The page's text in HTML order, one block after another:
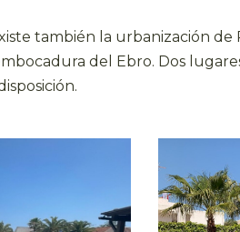
también la urbanización de
del Ebro. Dos